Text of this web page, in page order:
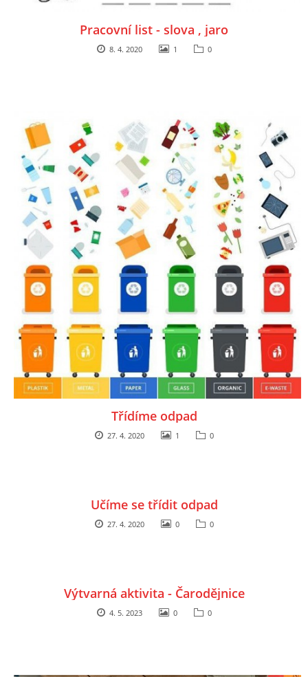
Pracovní list - slova , jaro
8. 4. 2020 1 0
Třídíme odpad
27. 4. 2020 1 0
Učíme se třídit odpad
27. 4. 2020 0 0
Výtvarná aktivita - Čarodějnice
4. 5. 2023 0 0